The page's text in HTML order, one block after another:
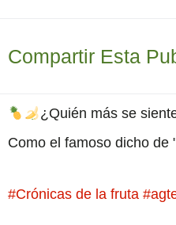
Compartir Esta
¿Quién más se
Como el famoso dicho de
#Crónicas de la fruta